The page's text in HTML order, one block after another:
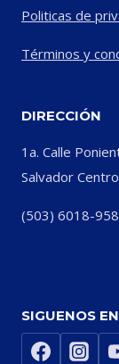
Politicas de
Términos y
DIRECCIÓN
1a. Calle
Salvador
(503) 6018-
SIGUENOS EN